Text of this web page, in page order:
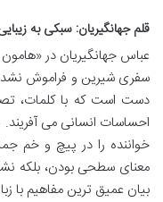
قلم جهانگیریان: سبکی به
عباس جهانگیریان در «هامون
سفری شیرین و فراموش
دست است که با کلمات،
احساسات انسانی می
خواننده را در پیچ و خم
معنای سطحی بودن، بلکه
بیان عمیق ترین مفاهیم با